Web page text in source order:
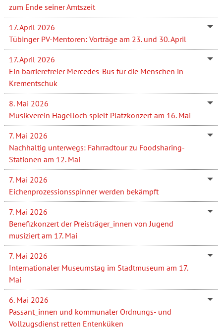
zum Ende seiner Amtszeit
17. April 2026
Tübinger PV-Mentoren: Vorträge am 23. und 30. April
17. April 2026
Ein barrierefreier Mercedes-Bus für die Menschen in
Krementschuk
8. Mai 2026
Musikverein Hagelloch spielt Platzkonzert am 16. Mai
7. Mai 2026
Nachhaltig unterwegs: Fahrradtour zu Foodsharing-
Stationen am 12. Mai
7. Mai 2026
Eichenprozessionsspinner werden bekämpft
7. Mai 2026
Benefizkonzert der Preisträger_innen von Jugend
musiziert am 17. Mai
7. Mai 2026
Internationaler Museumstag im Stadtmuseum am 17.
Mai
6. Mai 2026
Passant_innen und kommunaler Ordnungs- und
Vollzugsdienst retten Entenküken